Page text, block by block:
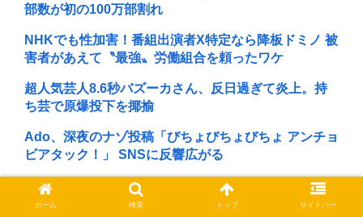
部数が初の100万部割れ
NHKでも性加害！番組出演者X特定なら降板ドミノ 被
害者があえて〝最強〟労働組合を頼ったワケ
超人気芸人8.6秒バズーカさん、反日過ぎて炎上。持
ち芸で原爆投下を揶揄
Ado、深夜のナゾ投稿「びちょびちょびちょ アンチョ
ビアタック！」 SNSに反響広がる
かつて650万部を誇った『週刊少年ジャンプ』 発行部
数が初の100万部割れ… 国内の紙雑誌で「1...
ホーム 検索 トップ サイドバー